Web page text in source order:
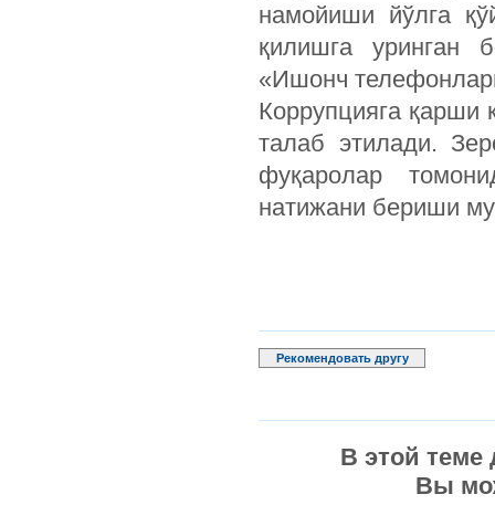
намойиши йўлга
қилишга уринган
«Ишонч
Коррупцияга қарши
талаб этилади.
фуқаролар
натижани бериши
Рекомендовать другу
В этой теме
Вы